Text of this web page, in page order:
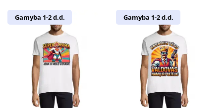
Gamyba 1-2 d.d. Gamyba 1-2 d.d.